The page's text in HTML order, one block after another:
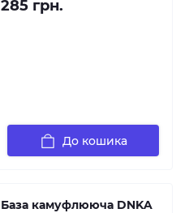
285 грн.
До кошика
База камуфлююча DNKA